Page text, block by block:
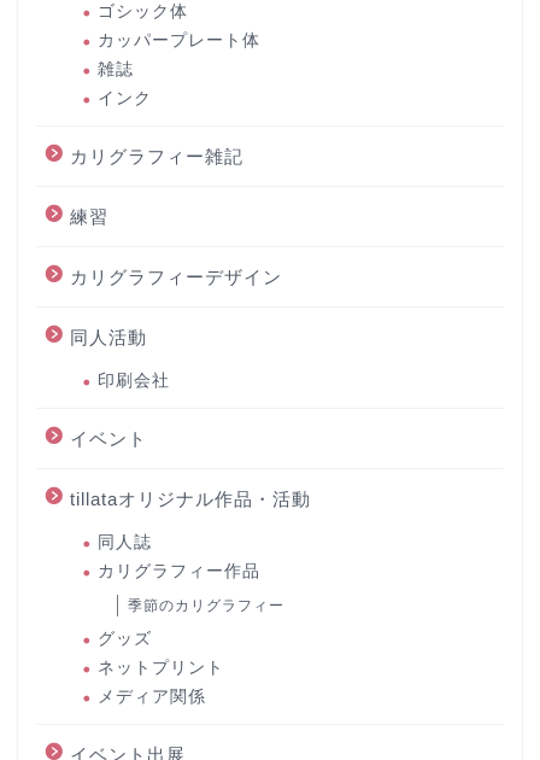
ゴシック体
カッパープレート体
雑誌
インク
カリグラフィー雑記
練習
カリグラフィーデザイン
同人活動
印刷会社
イベント
tillataオリジナル作品・活動
同人誌
カリグラフィー作品
季節のカリグラフィー
グッズ
ネットプリント
メディア関係
イベント出展